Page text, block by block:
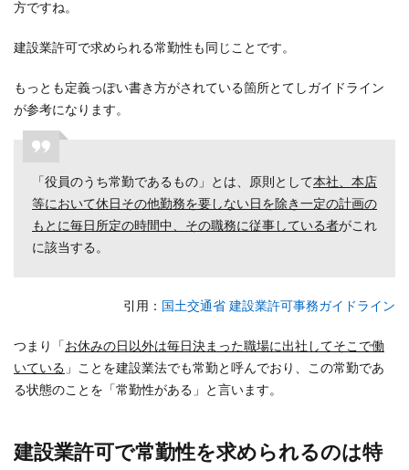
は特
役員
重要
な人
経営
業務
の管
任者
られ
る
技術
者に
方ですね。
建設業許可で求められる常勤性も同じことです。
もっとも定義っぽい書き方がされている箇所とてしガイドライン
が参考になります。
「役員のうち常勤であるもの」とは、原則として本社、本店
等において休日その他勤務を要 しない日を除き一定の計画の
もとに毎日所定の時間中、その職務に従事している者がこれ
に該当する。
引用 ： 国土交通省 建設業許可事務ガイドライン
つまり「 お休みの日以外は毎日決まった職場に出社してそこで働
いている 」ことを建設業法でも常勤と呼んでおり、この常勤であ
る状態のことを「常勤性がある」と言います。
建設業許可で常勤性を求められるのは特